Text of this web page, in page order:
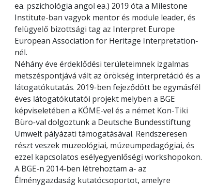
ea. pszichológia angol ea.) 2019 óta a Milestone
Institute-ban vagyok mentor és module leader, és
felügyelő bizottsági tag az Interpret Europe
European Association for Heritage Interpretation-
nél.
Néhány éve érdeklődési területeimnek izgalmas
metszéspontjává vált az örökség interpretáció és a
látogatókutatás. 2019-ben fejeződött be egymásfél
éves látogatókutatói projekt melyben a BGE
képviseletében a KÖME-vel és a német Kon-Tiki
Büro-val dolgoztunk a Deutsche Bundesstiftung
Umwelt pályázati támogatásával. Rendszeresen
részt veszek muzeológiai, múzeumpedagógiai, és
ezzel kapcsolatos esélyegyenlőségi workshopokon.
A BGE-n 2014-ben létrehoztam a- az
Élménygazdaság kutatócsoportot, amelyre